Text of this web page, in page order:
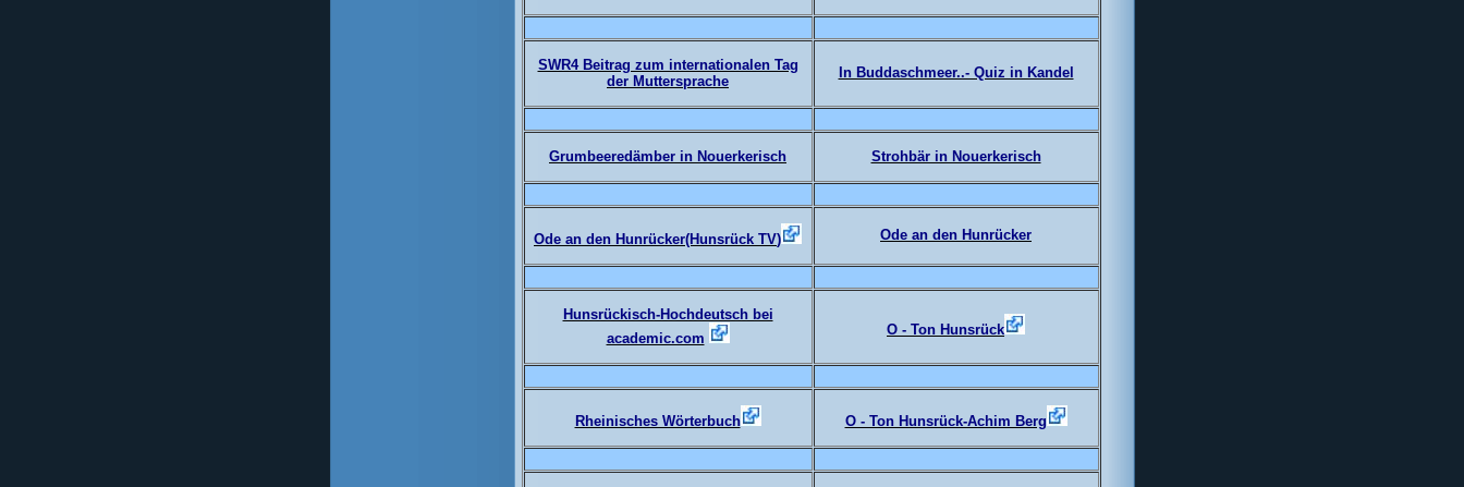
SWR4 Beitrag zum internationalen Tag
der Muttersprache
In Buddaschmeer..- Quiz in Kandel
Grumbeeredämber in Nouerkerisch Strohbär in Nouerkerisch
Ode an den Hunrücker(Hunsrück TV) Ode an den Hunrücker
Hunsrückisch-Hochdeutsch bei
academic.com
O - Ton Hunsrück
Rheinisches Wörterbuch O - Ton Hunsrück-Achim Berg